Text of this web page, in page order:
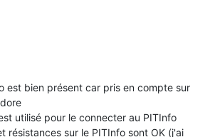
est bien présent car pris en compte sur
utilisé pour le connecter au PITInfo
résistances sur le PITInfo sont OK (j'ai